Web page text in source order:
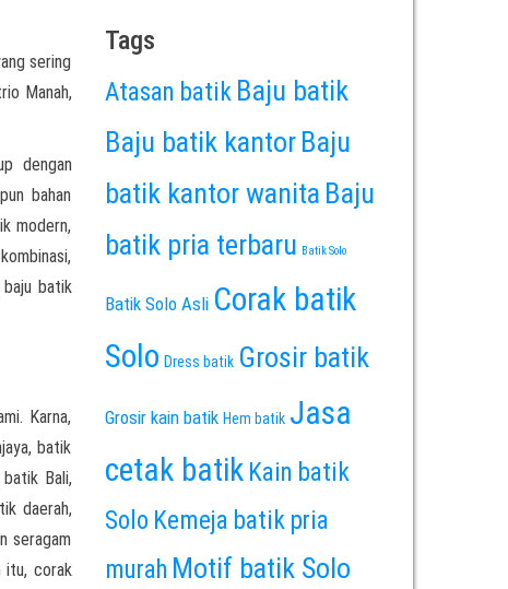
sering
Manah,
dengan
bahan
modern,
batik
Karna,
batik
Bali,
daerah,
seragam
itu, corak
Tags
Atasan batik Baju batik
Baju batik kantor Baju
batik kantor wanita Baju
batik pria terbaru Batik Solo
Batik Solo Asli Corak batik
Solo Dress batik Grosir batik
Grosir kain batik Hem batik Jasa
cetak batik Kain batik
Solo Kemeja batik pria
murah Motif batik Solo